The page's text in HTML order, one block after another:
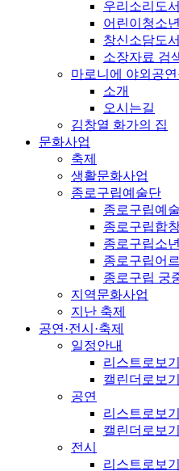
우리소리도
어린이청소
창신소담도
소장자료 검
마로니에 야외공
소개
오시는길
김창열 화가의 집
문화사업
축제
생활문화사업
종로구립예술단
종로구립예
종로구립합
종로구립소
종로구립어
종로구립 궁
지역문화사업
지난 축제
공연·전시·축제
일정안내
리스트로보기
캘린더로보기
공연
리스트로보기
캘린더로보기
전시
리스트로보기